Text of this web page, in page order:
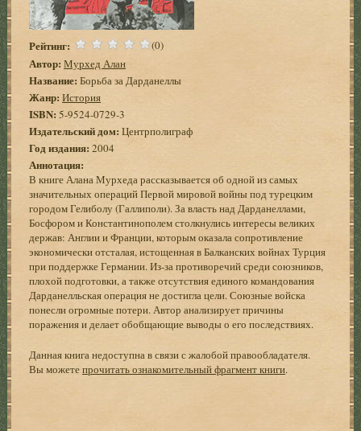
Рейтинг: (0)
Автор: Мурхед Алан
Название: Борьба за Дарданеллы
Жанр: История
ISBN: 5-9524-0729-3
Издательский дом: Центрполиграф
Год издания: 2004
Аннотация:
В книге Алана Мурхеда рассказывается об одной из самых
значительных операций Первой мировой войны под турецким
городом Гелиболу (Галлиполи). За власть над Дарданеллами,
Босфором и Константинополем столкнулись интересы великих
держав: Англии и Франции, которым оказала сопротивление
экономически отсталая, истощенная в Балканских войнах Турция
при поддержке Германии. Из-за противоречий среди союзников,
плохой подготовки, а также отсутствия единого командования
Дарданелльская операция не достигла цели. Союзные войска
понесли огромные потери. Автор анализирует причины
поражения и делает обобщающие выводы о его последствиях.
Данная книга недоступна в связи с жалобой правообладателя.
Вы можетепрочитать ознакомительный фрагмент книги.